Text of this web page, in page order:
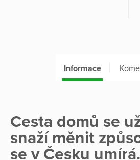
Informace
Cesta domů se
snaží měnit
se v Česku umírá.